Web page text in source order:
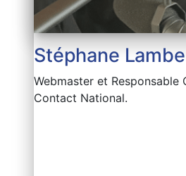
Stéphane
Webmaster et Responsable
Contact National.